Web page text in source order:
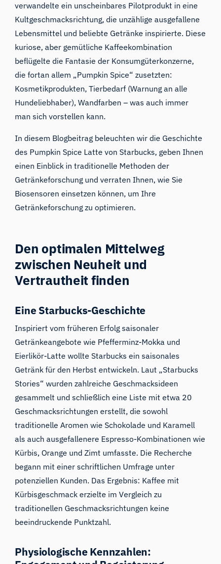
verwandelte ein unscheinbares Pilotprodukt in eine
Kultgeschmacksrichtung, die unzählige ausgefallene
Lebensmittel und beliebte Getränke inspirierte. Diese
kuriose, aber gemütliche Kaffeekombination
beflügelte die Fantasie der Konsumgüterkonzerne,
die fortan allem „Pumpkin Spice“ zusetzten:
Kosmetikprodukten, Tierbedarf (Warnung an alle
Hundeliebhaber),Wandfarben – was auch immer
man sich vorstellen kann.
In diesem Blogbeitrag beleuchten wir die Geschichte
des Pumpkin Spice Latte von Starbucks, geben Ihnen
einen Einblick in traditionelle Methoden der
Getränkeforschung und verraten Ihnen, wie Sie
Biosensoren einsetzen können, um Ihre
Getränkeforschung zu optimieren.
Den optimalen Mittelweg
zwischen Neuheit und
Vertrautheit finden
Eine Starbucks-Geschichte
Inspiriert vom früheren Erfolg saisonaler
Getränkeangebote wie Pfefferminz-Mokka und
Eierlikör-Latte wollte Starbucks ein saisonales
Getränk für den Herbst entwickeln. Laut „Starbucks
Stories“ wurden zahlreiche Geschmacksideen
gesammelt und schließlich eine Liste mit etwa 20
Geschmacksrichtungen erstellt, die sowohl
traditionelle Aromen wie Schokolade und Karamell
als auch ausgefallenere Espresso-Kombinationen wie
Kürbis, Orange und Zimt umfasste. Die Recherche
begann mit einer schriftlichen Umfrage unter
potenziellen Kunden. Das Ergebnis: Kaffee mit
Kürbisgeschmack erzielte im Vergleich zu
traditionellen Geschmacksrichtungen keine
beeindruckende Punktzahl.
Physiologische Kennzahlen: